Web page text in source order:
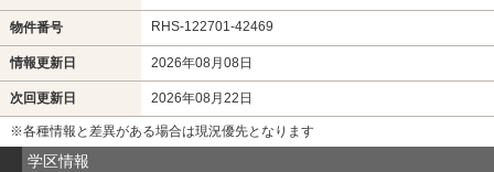
物件番号 RHS-122701-42469
情報更新日 2026年08月08日
次回更新日 2026年08月22日
※各種情報と差異がある場合は現況優先となります
学区情報